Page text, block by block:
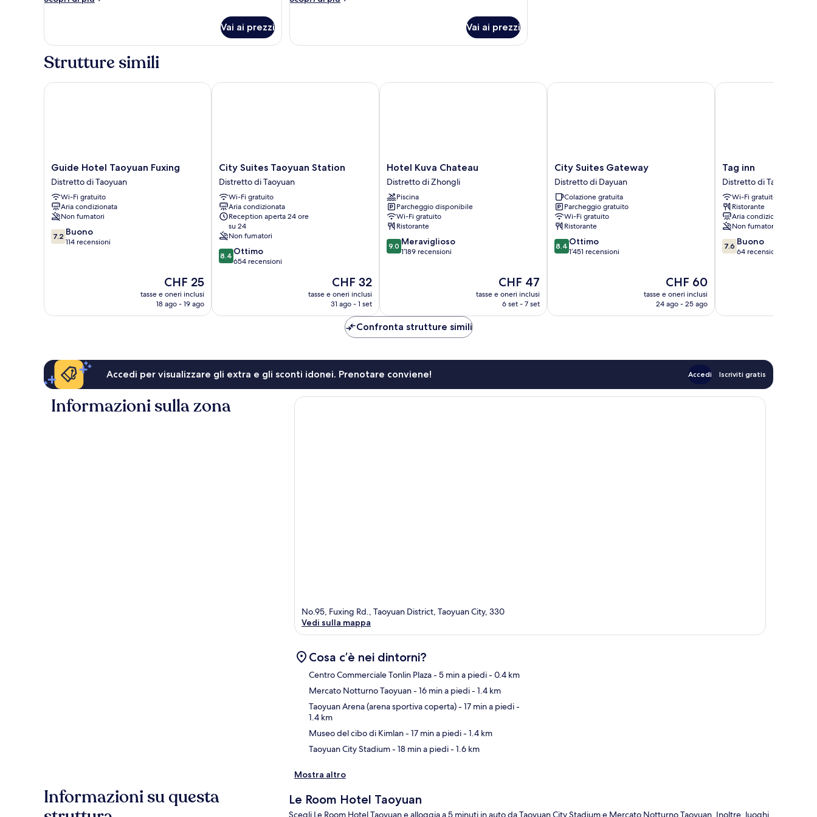
Double
Vai ai prezzi
Twin
Vai ai prezzi
Strutture simili
Guide
Hotel
Taoyuan
Fuxing
Distretto
di
Taoyuan
Guide Hotel Taoyuan Fuxing
Distretto di Taoyuan
Wi-Fi gratuito
Aria condizionata
Non fumatori
7.2
su
7.2 Buono
114 recensioni
Il
prezzo
attuale
CHF 25
tasse e oneri inclusi
18 ago - 19 ago
Guide Hotel Taoyuan Fuxing
City
Suites
Taoyuan
Station
Distretto
di
Taoyuan
City Suites Taoyuan Station
Distretto di Taoyuan
Wi-Fi gratuito
Aria condizionata
Reception aperta 24 ore
su 24
Non fumatori
8.4
su
8.4 Ottimo
654 recensioni
Il
prezzo
attuale
CHF 32
CHF 32
tasse e oneri inclusi
31 ago - 1 set
City Suites Taoyuan Station
Hotel
Kuva
Chateau
Distretto
di
Zhongli
Hotel Kuva Chateau
Distretto di Zhongli
Piscina
Parcheggio disponibile
Wi-Fi gratuito
Ristorante
9.0
su
9.0 Meraviglioso
1’189 recensioni
Il
prezzo
attuale
CHF 47
tasse e oneri inclusi
6 set - 7 set
Hotel Kuva Chateau
City
Suites
Gateway
Distretto
di
Dayuan
City Suites Gateway
Distretto di Dayuan
Colazione gratuita
Parcheggio gratuito
Wi-Fi gratuito
Ristorante
8.4
su
8.4 Ottimo
1’451 recensioni
Il
prezzo
attuale
CHF 60
tasse e oneri inclusi
24 ago - 25 ago
City Suites Gateway
Tag
inn
Distretto
di
Taoyuan
Tag inn
Distretto di Taoyuan
Wi-Fi gratuito
Ristorante
Aria condizionata
Non fumatori
7.6
su
7.6 Buono
64 recensioni
Tag inn
Confronta strutture simili
Accedi per visualizzare gli extra e gli sconti idonei. Prenotare conviene! Accedi Iscriviti gratis
Informazioni sulla zona
No.95, Fuxing Rd., Taoyuan District, Taoyuan City, 330
Vedi sulla mappa
Cosa c’è nei dintorni?
Centro Commerciale Tonlin Plaza- 5 min a piedi- 0.4 km
Mercato Notturno Taoyuan- 16 min a piedi- 1.4 km
Taoyuan Arena (arena sportiva coperta)- 17 min a piedi-
1.4 km
Museo del cibo di Kimlan- 17 min a piedi- 1.4 km
Taoyuan City Stadium- 18 min a piedi- 1.6 km
Mostra altro
Informazioni su questa
Le Room Hotel Taoyuan
Scegli Le Room Hotel Taoyuan e alloggia a 5 minuti in auto da Taoyuan City Stadium e Mercato Notturno Taoyuan. Inoltre, luoghi